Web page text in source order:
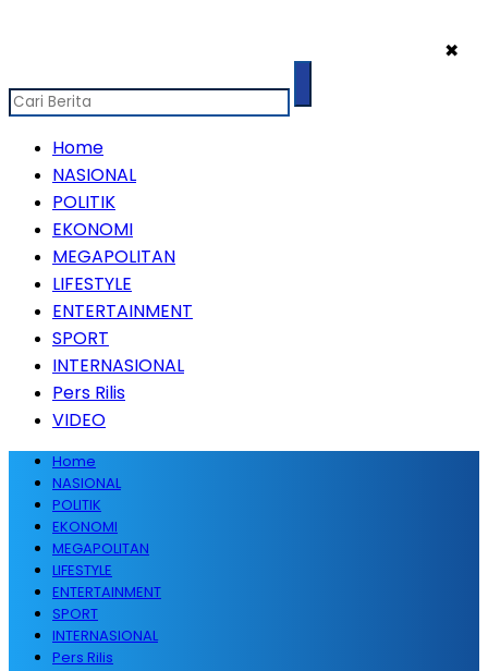
✖
Home
NASIONAL
POLITIK
EKONOMI
MEGAPOLITAN
LIFESTYLE
ENTERTAINMENT
SPORT
INTERNASIONAL
Pers Rilis
VIDEO
Home
NASIONAL
POLITIK
EKONOMI
MEGAPOLITAN
LIFESTYLE
ENTERTAINMENT
SPORT
INTERNASIONAL
Pers Rilis